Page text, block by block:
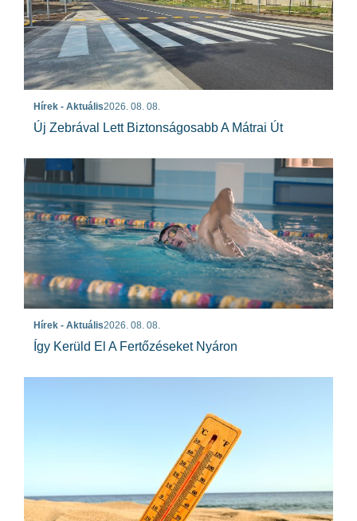
Hírek - Aktuális2026. 08. 08.
Új Zebrával Lett Biztonságosabb A Mátrai Út
Hírek - Aktuális2026. 08. 08.
Így Kerüld El A Fertőzéseket Nyáron